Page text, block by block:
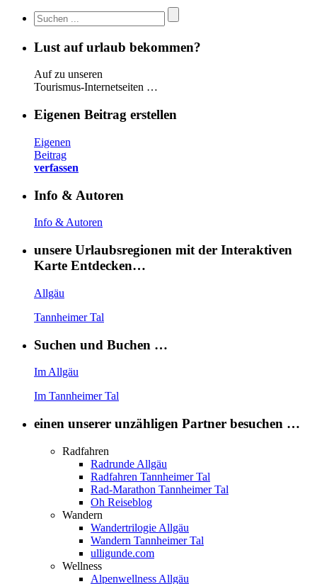
Lust auf urlaub bekommen?
Auf zu unseren
Tourismus-Internetseiten …
Eigenen Beitrag erstellen
Eigenen
Beitrag
verfassen
Info & Autoren
Info & Autoren
unsere Urlaubsregionen mit der Interaktiven
Karte Entdecken…
Allgäu
Tannheimer Tal
Suchen und Buchen …
Im Allgäu
Im Tannheimer Tal
einen unserer unzähligen Partner besuchen …
Radfahren
Radrunde Allgäu
Radfahren Tannheimer Tal
Rad-Marathon Tannheimer Tal
Oh Reiseblog
Wandern
Wandertrilogie Allgäu
Wandern Tannheimer Tal
ulligunde.com
Wellness
Alpenwellness Allgäu